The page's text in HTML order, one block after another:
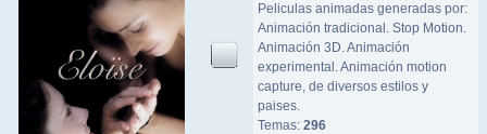
Peliculas animadas generadas por:
Animación tradicional. Stop Motion.
Animación 3D. Animación
experimental. Animación motion
capture, de diversos estilos y
paises.
Temas: 296